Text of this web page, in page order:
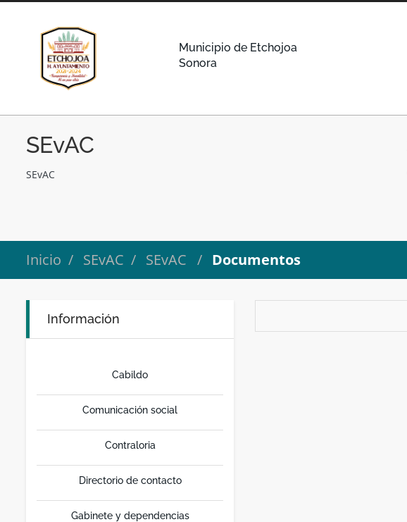
Municipio de Etchojoa
Sonora
SEvAC
SEvAC
Inicio SEvAC SEvAC Documentos
Información
Cabildo
Comunicación social
Contraloria
Directorio de contacto
Gabinete y dependencias